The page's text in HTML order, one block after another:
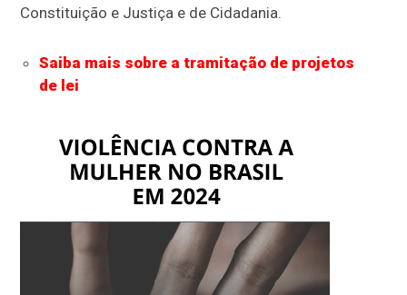
Constituição e Justiça e de Cidadania.
Saiba mais sobre a tramitação de projetos
de lei